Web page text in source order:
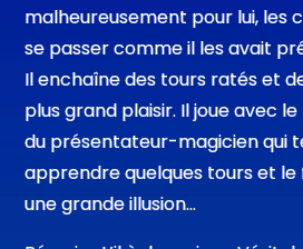
malheureusement pour lui, les
se passer comme il les avait
Il enchaîne des tours ratés et
plus grand plaisir. Il joue avec
du présentateur-magicien qui
apprendre quelques tours et
une grande illusion…